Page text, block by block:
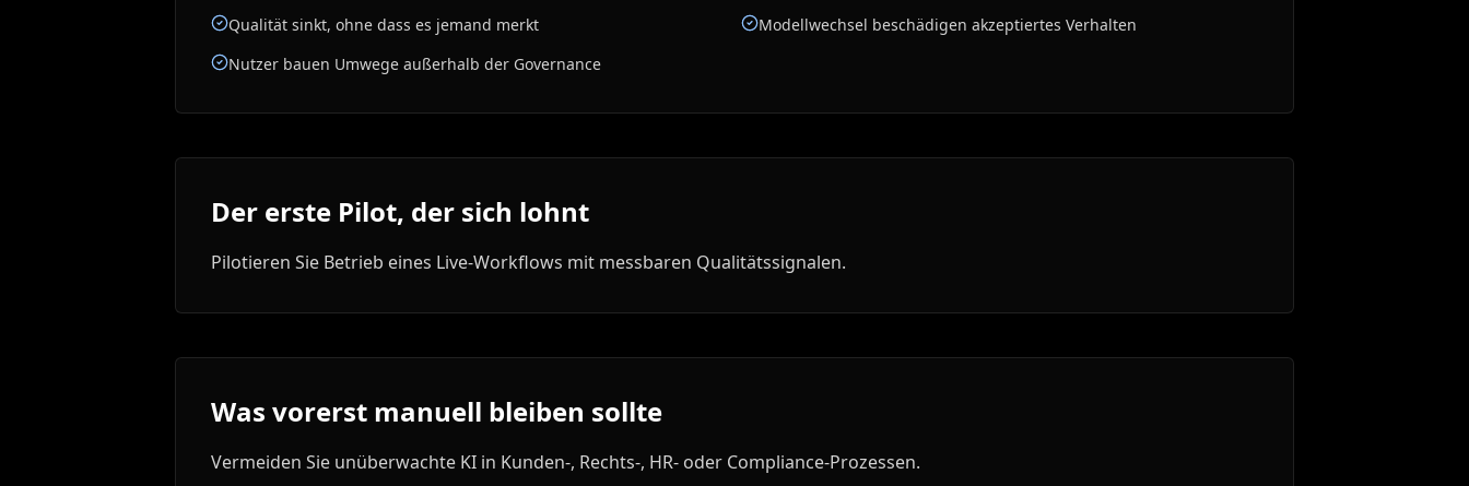
Qualität sinkt, ohne dass es jemand merkt
Modellwechsel beschädigen akzeptiertes Verhalten
Nutzer bauen Umwege außerhalb der Governance
Der erste Pilot, der sich lohnt
Pilotieren Sie Betrieb eines Live-Workflows mit messbaren Qualitätssignalen.
Was vorerst manuell bleiben sollte
Vermeiden Sie unüberwachte KI in Kunden-, Rechts-, HR- oder Compliance-Prozessen.